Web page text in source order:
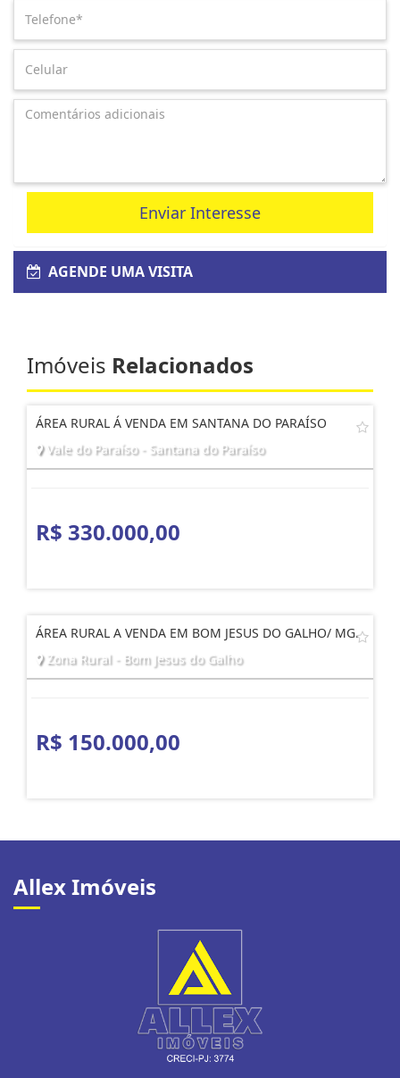
Enviar Interesse
AGENDE UMA VISITA
Imóveis Relacionados
ÁREA RURAL Á VENDA EM SANTANA DO PARAÍSO
Vale do Paraíso - Santana do Paraíso
R$ 330.000,00
ÁREA RURAL A VENDA EM BOM JESUS DO GALHO/ MG.
Zona Rural - Bom Jesus do Galho
R$ 150.000,00
Allex Imóveis